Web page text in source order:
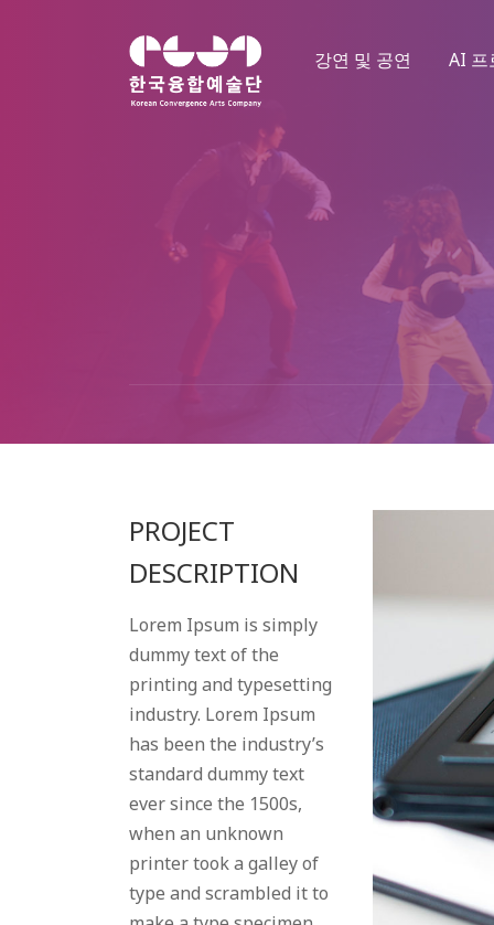
강연 및 공연 AI 프
PROJECT
DESCRIPTION
Lorem Ipsum is simply
dummy text of the
printing and typesetting
industry. Lorem Ipsum
has been the industry’s
standard dummy text
ever since the 1500s,
when an unknown
printer took a galley of
type and scrambled it to